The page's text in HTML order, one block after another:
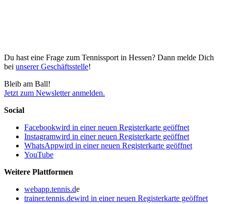
Du hast eine Frage zum Tennissport in Hessen? Dann melde Dich
bei unserer Geschäftsstelle!
Bleib am Ball!
Jetzt zum Newsletter anmelden.
Social
Facebookwird in einer neuen Registerkarte geöffnet
Instagramwird in einer neuen Registerkarte geöffnet
WhatsAppwird in einer neuen Registerkarte geöffnet
YouTube
Weitere Plattformen
webapp.tennis.de
trainer.tennis.dewird in einer neuen Registerkarte geöffnet